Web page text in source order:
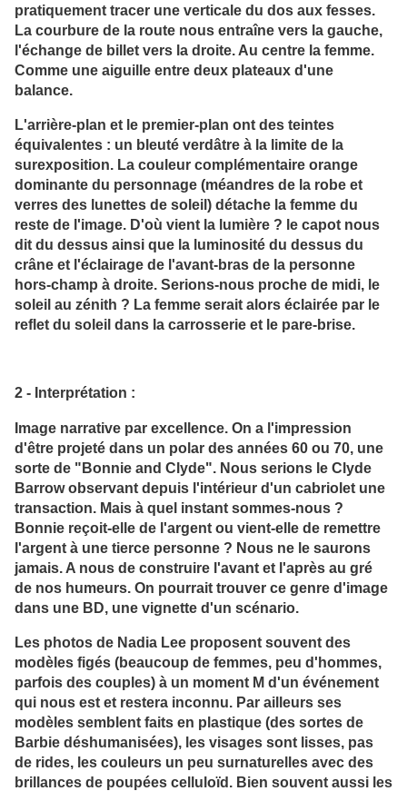
pratiquement tracer une verticale du dos aux fesses.
La courbure de la route nous entraîne vers la gauche,
l'échange de billet vers la droite. Au centre la femme.
Comme une aiguille entre deux plateaux d'une
balance.
L'arrière-plan et le premier-plan ont des teintes
équivalentes : un bleuté verdâtre à la limite de la
surexposition. La couleur complémentaire orange
dominante du personnage (méandres de la robe et
verres des lunettes de soleil) détache la femme du
reste de l'image. D'où vient la lumière ? le capot nous
dit du dessus ainsi que la luminosité du dessus du
crâne et l'éclairage de l'avant-bras de la personne
hors-champ à droite. Serions-nous proche de midi, le
soleil au zénith ? La femme serait alors éclairée par le
reflet du soleil dans la carrosserie et le pare-brise.
2 - Interprétation :
Image narrative par excellence. On a l'impression
d'être projeté dans un polar des années 60 ou 70, une
sorte de "Bonnie and Clyde". Nous serions le Clyde
Barrow observant depuis l'intérieur d'un cabriolet une
transaction. Mais à quel instant sommes-nous ?
Bonnie reçoit-elle de l'argent ou vient-elle de remettre
l'argent à une tierce personne ? Nous ne le saurons
jamais. A nous de construire l'avant et l'après au gré
de nos humeurs. On pourrait trouver ce genre d'image
dans une BD, une vignette d'un scénario.
Les photos de Nadia Lee proposent souvent des
modèles figés (beaucoup de femmes, peu d'hommes,
parfois des couples) à un moment M d'un événement
qui nous est et restera inconnu. Par ailleurs ses
modèles semblent faits en plastique (des sortes de
Barbie déshumanisées), les visages sont lisses, pas
de rides, les couleurs un peu surnaturelles avec des
brillances de poupées celluloïd. Bien souvent aussi les